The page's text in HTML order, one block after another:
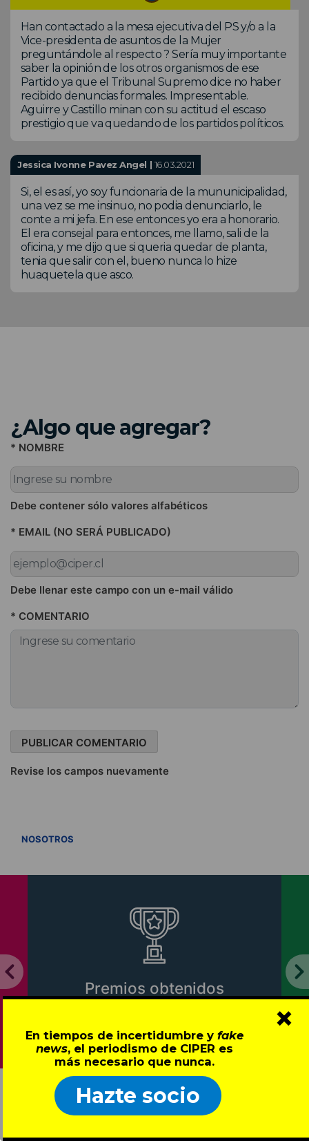
En tiempos de incertidumbre y fake
news, el periodismo de CIPER es
más necesario que nunca.
Hazte socio
×
Han contactado a la mesa ejecutiva del PS y/o a la
Vice-presidenta de asuntos de la Mujer
preguntándole al respecto ? Sería muy importante
saber la opinión de los otros organismos de ese
Partido ya que el Tribunal Supremo dice no haber
recibido denuncias formales. Impresentable.
Aguirre y Castillo minan con su actitud el escaso
prestigio que va quedando de los partidos políticos.
Jessica Ivonne Pavez Angel | 16.03.2021
Si, el es así, yo soy funcionaria de la mununicipalidad,
una vez se me insinuo, no podia denunciarlo, le
conte a mi jefa. En ese entonces yo era a honorario.
El era consejal para entonces, me llamo, sali de la
oficina, y me dijo que si queria quedar de planta,
tenia que salir con el, bueno nunca lo hize
huaquetela que asco.
¿Algo que agregar?
* NOMBRE
Debe contener sólo valores alfabéticos
* EMAIL (NO SERÁ PUBLICADO)
Debe llenar este campo con un e-mail válido
* COMENTARIO
Revise los campos nuevamente
NOSOTROS
Premios obtenidos